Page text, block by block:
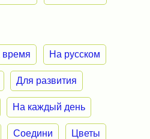
время На русском
Для развития
На каждый день
Соедини Цветы